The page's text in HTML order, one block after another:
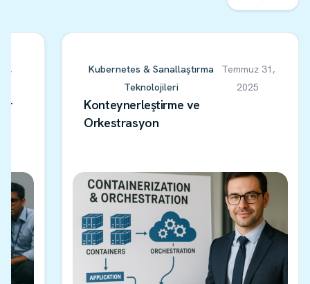
Ağustos 01,
Var
Kubernetes & Sanallaştırma
Teknolojileri
Temmuz
Konteynerleştirme ve
Orkestrasyon